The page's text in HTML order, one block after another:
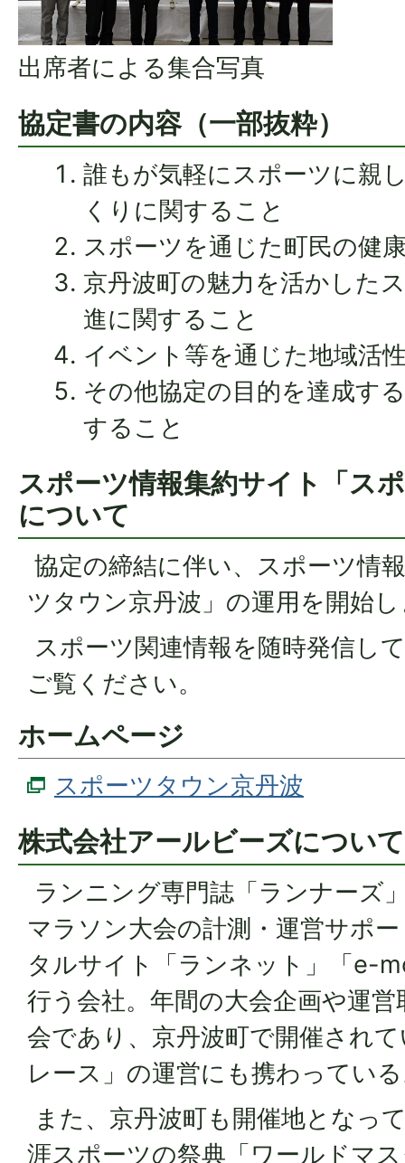
出席者による集合写真
協定書の内容（一部抜粋）
誰もが気軽にスポーツに親
くりに関すること
スポーツを通じた町民の健
京丹波町の魅力を活かした
進に関すること
イベント等を通じた地域活
その他協定の目的を達成す
すること
スポーツ情報集約サイト「ス
について
協定の締結に伴い、スポーツ情
ツタウン京丹波」の運用を開始
スポーツ関連情報を随時発信し
ご覧ください。
ホームページ
スポーツタウン京丹波
株式会社アールビーズについて
ランニング専門誌「ランナーズ
マラソン大会の計測・運営サポ
タルサイト「ランネット」「e-
行う会社。年間の大会企画や運
会であり、京丹波町で開催され
レース」の運営にも携わってい
また、京丹波町も開催地となっ
涯スポーツの祭典「ワールドマ